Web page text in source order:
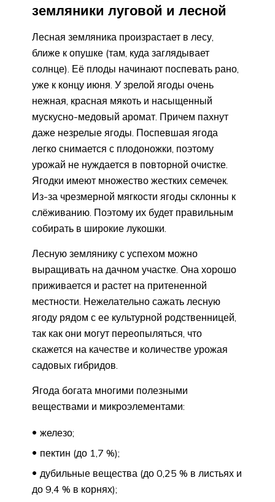
земляники луговой и лесной
Лесная земляника произрастает в лесу,
ближе к опушке (там, куда заглядывает
солнце). Её плоды начинают поспевать рано,
уже к концу июня. У зрелой ягоды очень
нежная, красная мякоть и насыщенный
мускусно-медовый аромат. Причем пахнут
даже незрелые ягоды. Поспевшая ягода
легко снимается с плодоножки, поэтому
урожай не нуждается в повторной очистке.
Ягодки имеют множество жестких семечек.
Из-за чрезмерной мягкости ягоды склонны к
слёживанию. Поэтому их будет правильным
собирать в широкие лукошки.
Лесную землянику с успехом можно
выращивать на дачном участке. Она хорошо
приживается и растет на притененной
местности. Нежелательно сажать лесную
ягоду рядом с ее культурной родственницей,
так как они могут переопыляться, что
скажется на качестве и количестве урожая
садовых гибридов.
Ягода богата многими полезными
веществами и микроэлементами:
железо;
пектин (до 1,7 %);
дубильные вещества (до 0,25 % в листьях и
до 9,4 % в корнях);